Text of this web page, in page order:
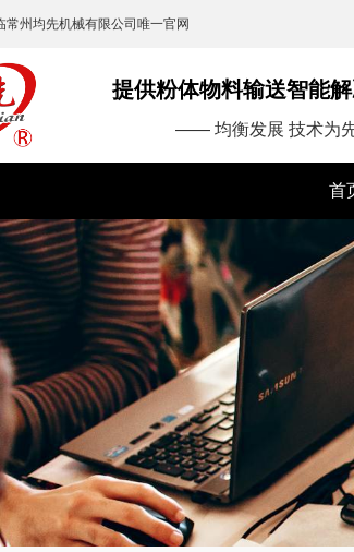
常州均先机械有限公司唯一官网
提供粉体物料输送智能
—— 均衡发展 技术为
首